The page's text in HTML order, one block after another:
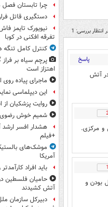
انتظار بررسی: 1
پاسخ
آتش
و مرکزی.
1
بودن و
چرا تابستان
دستگیری قاتل
نیویورک تایمز
تفرقه افکنی در کوبا
کنترل کامل تنگه
پرچم سیاه بر
اهتزاز است
ماجرای پیاده
این دیپلماسی
روایت پزشکیان از
شمیم خوش رضوی
هشدار افسر ارشد
+فیلم
موشک‌های
آمریکا
باید افراد
حامیان فلسطین
آتش کشیدند
دبیرکل سازمان